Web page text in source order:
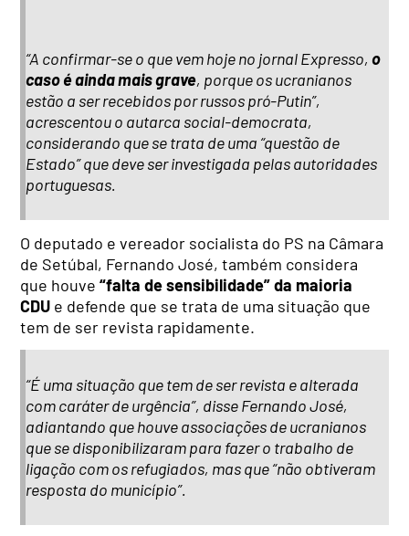
“A confirmar-se o que vem hoje no jornal Expresso,o
caso é ainda mais grave, porque os ucranianos
estão a ser recebidos por russos pró-Putin”,
acrescentou o autarca social-democrata,
considerando que se trata de uma “questão de
Estado” que deve ser investigada pelas autoridades
portuguesas.
O deputado e vereador socialista do PS na Câmara
de Setúbal, Fernando José, também considera
que houve“falta de sensibilidade” da maioria
CDU e defende que se trata de uma situação que
tem de ser revista rapidamente.
“É uma situação que tem de ser revista e alterada
com caráter de urgência”, disse Fernando José,
adiantando que houve associações de ucranianos
que se disponibilizaram para fazer o trabalho de
ligação com os refugiados, mas que “não obtiveram
resposta do município”.